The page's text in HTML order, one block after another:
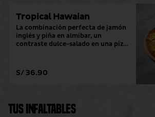
Tropical Hawaian
La combinación perfecta de jamón
inglés y piña en almíbar, un
contraste dulce-salado en una pizza
S/ 36.90
Tus Infaltables